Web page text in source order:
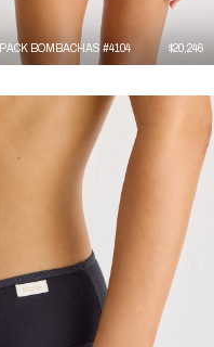
PACK BOMBACHAS #4104 $20,246